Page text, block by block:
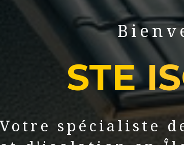
Votre spécialiste
STE